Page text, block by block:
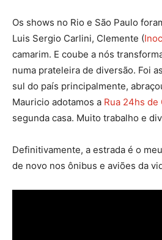
Os shows no Rio e São Paulo
Luis Sergio Carlini, Clemente (
camarim. E coube a nós
numa prateleira de diversão. Foi
sul do país principalmente,
Mauricio adotamos a Rua 24hs de
segunda casa. Muito trabalho e
Definitivamente, a estrada é o
de novo nos ônibus e aviões da